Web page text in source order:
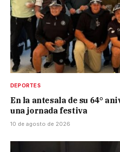
DEPORTES
En la antesala de su 64°
una jornada festiva
10 de agosto de 2026